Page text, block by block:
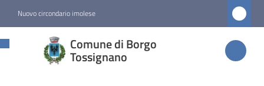
Nuovo circondario imolese
Comune di Borgo
Tossignano
Comune di
Borgo